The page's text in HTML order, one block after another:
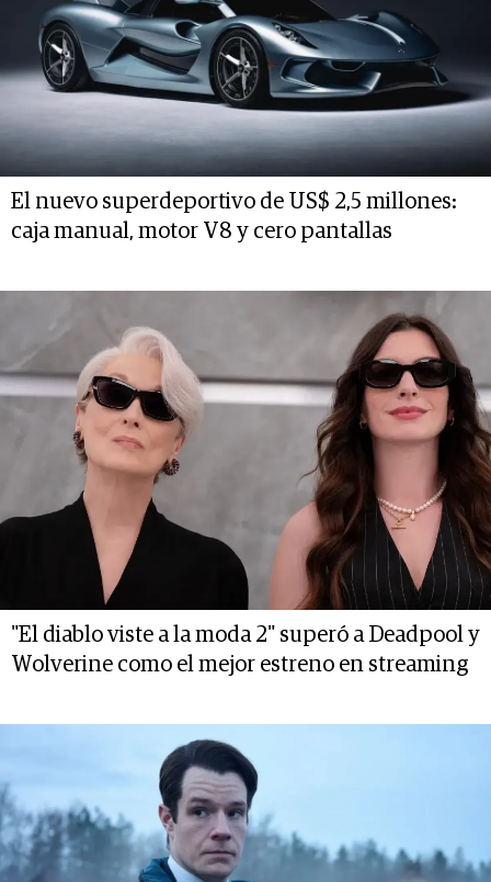
El nuevo superdeportivo de US$ 2,5 millones:
caja manual, motor V8 y cero pantallas
"El diablo viste a la moda 2" superó a Deadpool y
Wolverine como el mejor estreno en streaming